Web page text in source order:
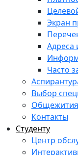
Экран
Адреса
Часто
Выбор
Общежития
Контакты
Студенту
Центр